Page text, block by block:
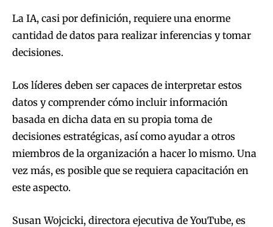
La IA, casi por definición, requiere una enorme
cantidad de datos para realizar inferencias y tomar
decisiones.
Los líderes deben ser capaces de interpretar estos
datos y comprender cómo incluir información
basada en dicha data en su propia toma de
decisiones estratégicas, así como ayudar a otros
miembros de la organización a hacer lo mismo. Una
vez más, es posible que se requiera capacitación en
este aspecto.
Susan Wojcicki, directora ejecutiva de YouTube, es